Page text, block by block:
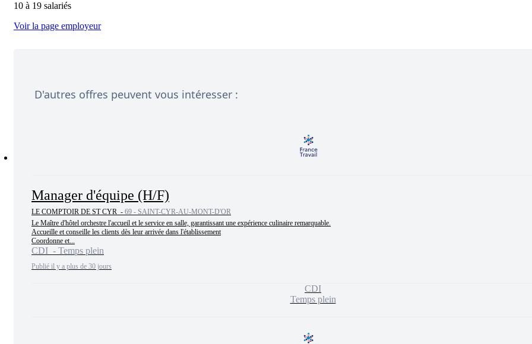
10 à 19 salariés
Voir la page employeur
D'autres offres peuvent vous intéresser :
Manager d'équipe (H/F)
LE COMPTOIR DE ST CYR - 69 - SAINT-CYR-AU-MONT-D'OR
Le Maître d'hôtel orchestre l'accueil et le service en salle, garantissant une expérience culinaire remarquable.
Accueille et conseille les clients dès leur arrivée dans l'établissement
Coordonne et...
CDI - Temps plein
Publié il y a plus de 30 jours
CDI
Temps plein